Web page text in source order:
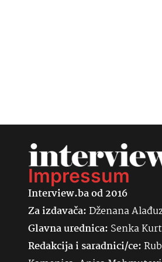
Impressum
Interview.ba od 2016
Za izdavača:Dženana
Glavna urednica: SenkaKurt
Redakcija i saradnici/ce: